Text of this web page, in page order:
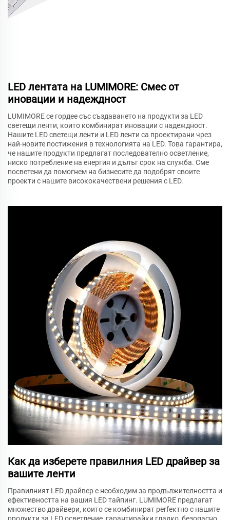
LED лентата на LUMIMORE: Смес от
иновации и надеждност
LUMIMORE се гордее със създаването на продукти за LED
светещи ленти, които комбинират иновации с надеждност.
Нашите LED светещи ленти и LED ленти са проектирани чрез
най-новите постижения в технологията на LED. Това гарантира,
че нашите продукти предлагат последователно осветление,
ниско потребление на енергия и дълъг срок на служба. Сме
посветени да помогнем на бизнесите да подобрят своите
проекти с нашите висококачествени решения с LED.
Как да изберете правилния LED драйвер за
вашите ленти
Правилният LED драйвер е необходим за продължителността и
ефективността на вашия LED тайпинг. LUMIMORE предлагат
множество драйвери, които се комбинират perfектно с нашите
продукти за LED осветление, гарантирайки гладко, безопасно